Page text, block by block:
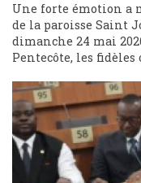
Une forte émotion a
de la paroisse Saint
dimanche 24 mai
Pentecôte, les fidèles